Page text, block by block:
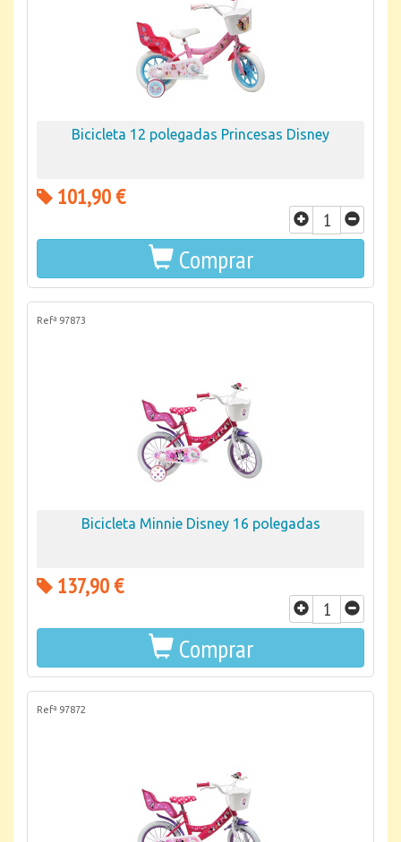
Bicicleta 12 polegadas Princesas Disney
101,90 €
Comprar
Refª 97873
Bicicleta Minnie Disney 16 polegadas
137,90 €
Comprar
Refª 97872